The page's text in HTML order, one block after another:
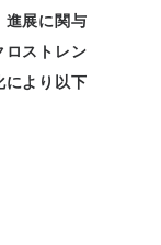
進展に関与
ロストレン
により以下